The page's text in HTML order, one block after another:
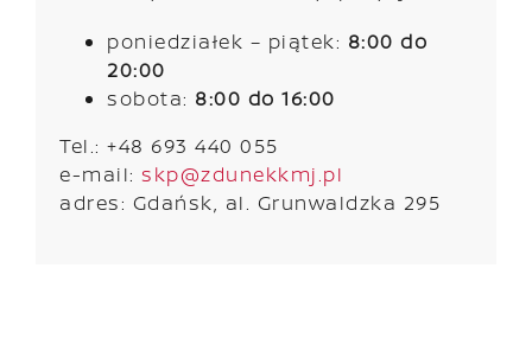
poniedziałek – piątek: 8:00 do
20:00
sobota: 8:00 do 16:00
Tel.: +48 693 440 055
e-mail: skp@zdunekkmj.pl
adres: Gdańsk, al. Grunwaldzka 295